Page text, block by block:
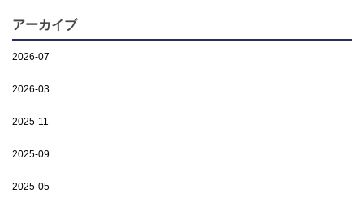
アーカイブ
2026-07
2026-03
2025-11
2025-09
2025-05